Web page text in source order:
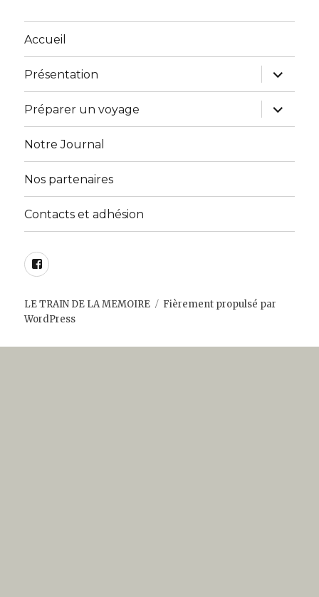
Accueil
Présentation
ouvrir
le
sous-
menu
Préparer un voyage
ouvrir
le
sous-
Notre Journal
Nos partenaires
Contacts et adhésion
Facebook
LE TRAIN DE LA MEMOIRE
Fièrement propulsé par
WordPress